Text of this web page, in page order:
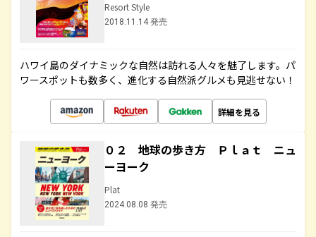
Resort Style
2018.11.14 発売
ハワイ島のダイナミックな自然は訪れる人々を魅了します。パ
ワースポットも数多く、進化する自然派グルメも見逃せない！
詳細を見る
０２ 地球の歩き方 Ｐｌａｔ ニュ
ーヨーク
Plat
2024.08.08 発売